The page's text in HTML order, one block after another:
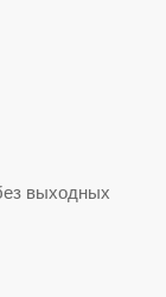
выходных